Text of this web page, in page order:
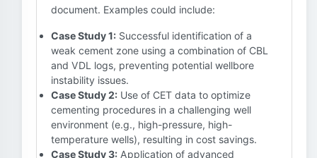
document. Examples could include:
Case Study 1: Successful identification of a
weak cement zone using a combination of CBL
and VDL logs, preventing potential wellbore
instability issues.
Case Study 2: Use of CET data to optimize
cementing procedures in a challenging well
environment (e.g., high-pressure, high-
temperature wells), resulting in cost savings.
Case Study 3: Application of advanced